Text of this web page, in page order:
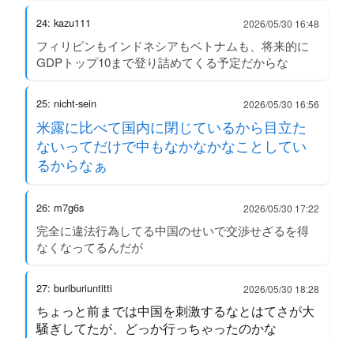
24: kazu111 2026/05/30 16:48
フィリピンもインドネシアもベトナムも、将来的に
GDPトップ10まで登り詰めてくる予定だからな
25: nicht-sein 2026/05/30 16:56
米露に比べて国内に閉じているから目立た
ないってだけで中もなかなかなことしてい
るからなぁ
26: m7g6s 2026/05/30 17:22
完全に違法行為してる中国のせいで交渉せざるを得
なくなってるんだが
27: buriburiuntitti 2026/05/30 18:28
ちょっと前までは中国を刺激するなとはてさが大
騒ぎしてたが、どっか行っちゃったのかな